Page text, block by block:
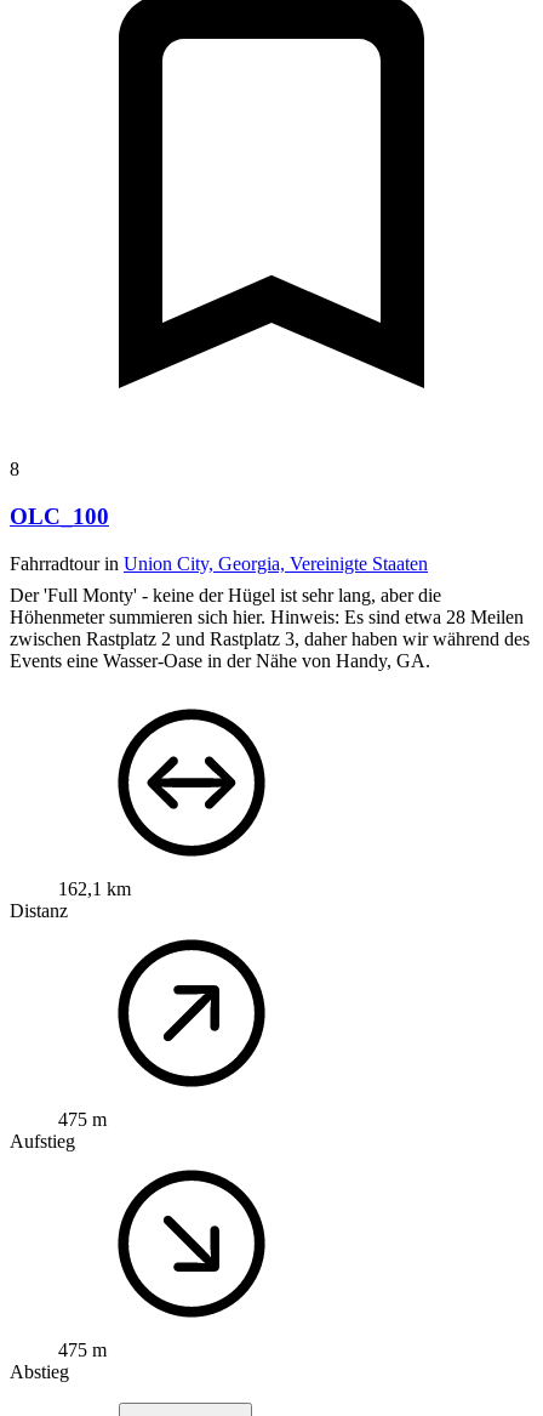
8
OLC_100
Fahrradtour in Union City, Georgia, Vereinigte Staaten
Der 'Full Monty' - keine der Hügel ist sehr lang, aber die
Höhenmeter summieren sich hier. Hinweis: Es sind etwa 28 Meilen
zwischen Rastplatz 2 und Rastplatz 3, daher haben wir während des
Events eine Wasser-Oase in der Nähe von Handy, GA.
162,1 km
Distanz
475 m
Aufstieg
475 m
Abstieg